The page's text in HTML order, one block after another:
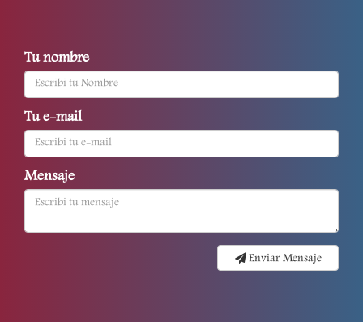
Tu nombre
Tu e-mail
Mensaje
Enviar Mensaje